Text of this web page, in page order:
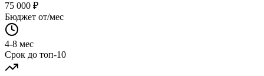
75 000 ₽
Бюджет от/мес
4-8 мес
Срок до топ-10